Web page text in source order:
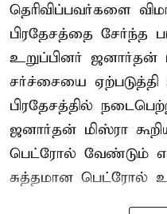
தெரிவிப்பவர்களை
பிரதேசத்தை சேர்ந்த
உறுப்பினர் ஜனார்தன்
சர்ச்சையை
பிரதேசத்தில்
ஜனார்தன் மிஸ்ரா
பெட்ரோல் வேண்டும்
சுத்தமான பெட்ரோல்